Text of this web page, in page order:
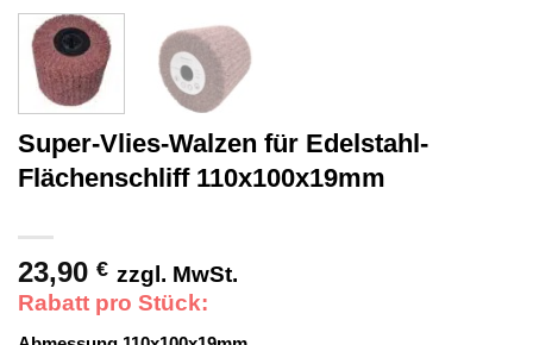
Super-Vlies-Walzen für Edelstahl-
Flächenschliff 110x100x19mm
23,90 € zzgl. MwSt.
Rabatt pro Stück: